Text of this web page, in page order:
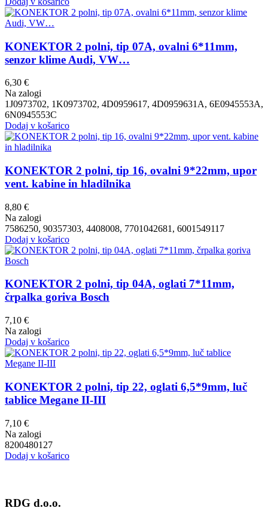
KONEKTOR 2 polni, tip 07A, ovalni 6*11mm,
senzor klime Audi, VW…
6,30 €
Na zalogi
1J0973702, 1K0973702, 4D0959617, 4D0959631A, 6E0945553A,
6N0945553C
Dodaj v košarico
KONEKTOR 2 polni, tip 16, ovalni 9*22mm, upor
vent. kabine in hladilnika
8,80 €
Na zalogi
7586250, 90357303, 4408008, 7701042681, 6001549117
Dodaj v košarico
KONEKTOR 2 polni, tip 04A, oglati 7*11mm,
črpalka goriva Bosch
7,10 €
Na zalogi
Dodaj v košarico
KONEKTOR 2 polni, tip 22, oglati 6,5*9mm, luč
tablice Megane II-III
7,10 €
Na zalogi
8200480127
Dodaj v košarico
RDG d.o.o.